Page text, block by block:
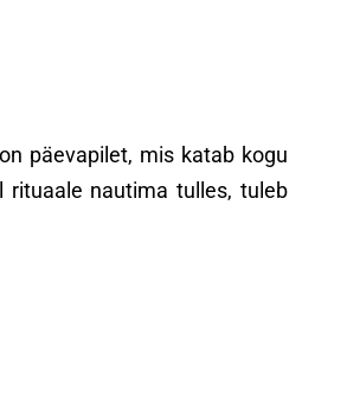
päevapilet, mis katab kogu
rituaale nautima tulles, tuleb